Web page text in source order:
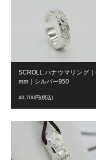
SCROLL ハナウマリング
mm｜シルバー950
40,700円(税込)